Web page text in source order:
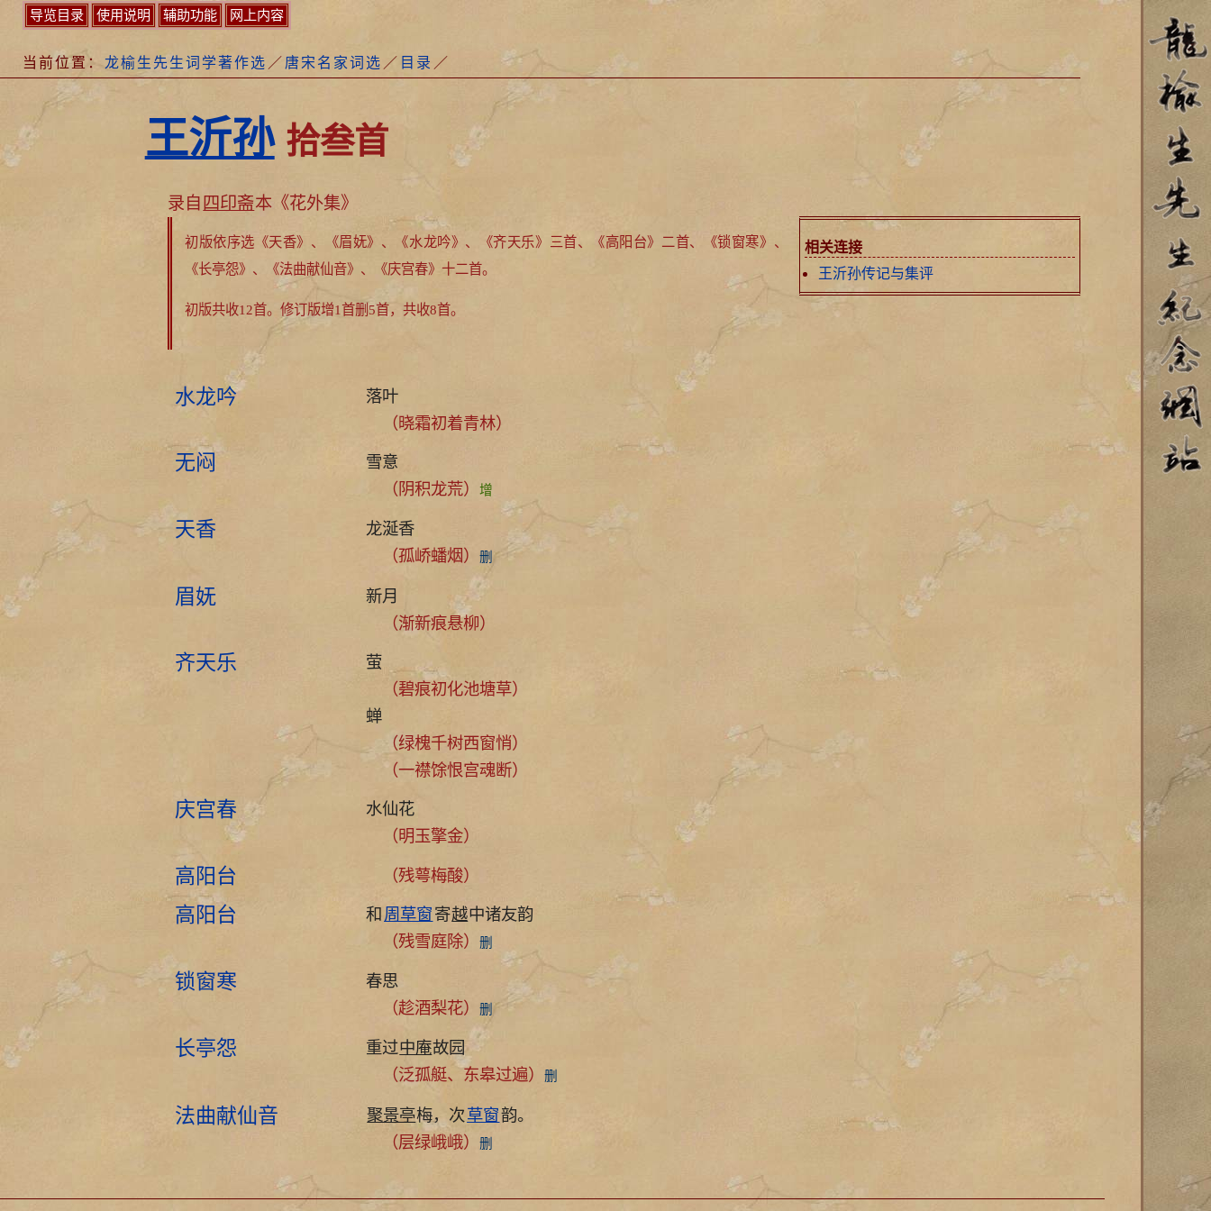
导览目录 使用说明 辅助功能 网上内容
当前位置： 龙榆生先生词学著作选 ／ 唐宋名家词选 ／ 目录 ／
王沂孙拾叁首
相关连接
王沂孙传记与集评
录自 四印斋本《花外集》
初版依序选《天香》、《眉妩》、《水龙吟》、《齐天乐》三首、《高阳台》二首、《锁窗寒》、
《长亭怨》、《法曲献仙音》、《庆宫春》十二首。
初版共收12首。 修订版增1首删5首，共收8首。
水龙吟
落叶
（晓霜初着青林）
无闷
雪意
（阴积龙荒）增
天香
龙涎香
（孤峤蟠烟）删
眉妩
新月
（渐新痕悬柳）
齐天乐
萤
（碧痕初化池塘草）
蝉
（绿槐千树西窗悄）
（一襟馀恨宫魂断）
庆宫春
水仙花
（明玉擎金）
高阳台 （残萼梅酸）
高阳台 和 周草窗 寄越中诸友韵
（残雪庭除）删
锁窗寒
春思
（趁酒梨花）删
长亭怨 重过中庵故园
（泛孤艇、东皋过遍）删
法曲献仙音 聚景亭梅，次 草窗韵。
（层绿峨峨）删